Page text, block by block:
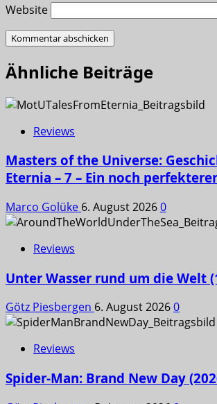
Website
Ähnliche Beiträge
Reviews
Masters of the Universe:
Eternia – 7 – Ein noch
Marco Golüke 6. August 20260
Reviews
Unter Wasser rund um die Welt
Götz Piesbergen 6. August 20260
Reviews
Spider-Man: Brand New Day